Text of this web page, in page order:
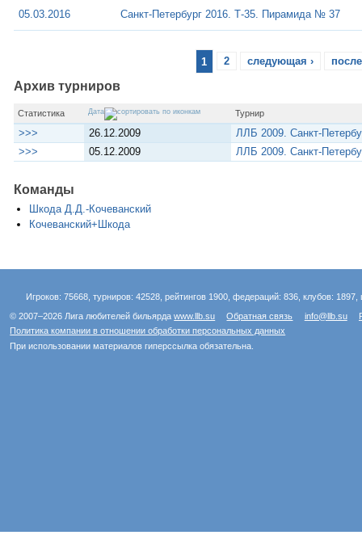
05.03.2016 Санкт-Петербург 2016. Т-35. Пирамида № 37
1 2 следующая ›
Архив турниров
Статистика Дата Турнир
>>> 26.12.2009
ЛЛБ 2009. Санкт-
>>>
05.12.2009 ЛЛБ 2009. Санкт-
Команды
Шкода Д.Д.-Кочеванский
Кочеванский+Шкода
Игроков: 75668, турниров: 42528, рейтингов 1900, федераций: 836, клубов:
© 2007–2026 Лига любителей бильярдаwww.llb.su Обратная связь info@llb.su
Политика компании в отношении обработки персональных данных
При использовании материалов гиперссылка обязательна.